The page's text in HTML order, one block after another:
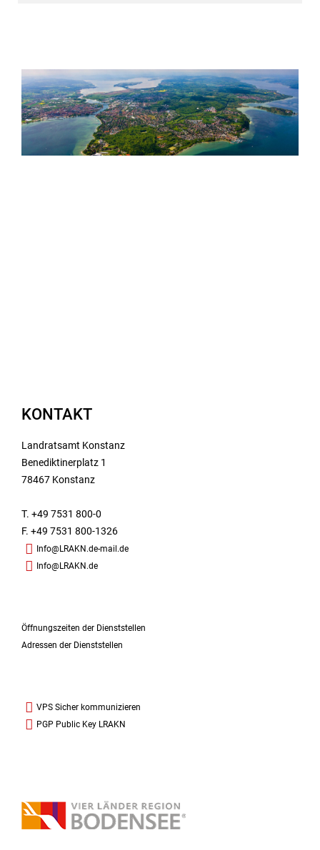
KONTAKT
Landratsamt Konstanz
Benediktinerplatz 1
78467 Konstanz
T. +49 7531 800-0
F. +49 7531 800-1326
Info@LRAKN.de-mail.de
Info@LRAKN.de
Öffnungszeiten der Dienststellen
Adressen der Dienststellen
VPS Sicher kommunizieren
PGP Public Key LRAKN